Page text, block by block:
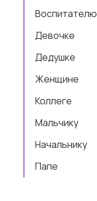
Воспитателю
Девочке
Дедушке
Женщине
Коллеге
Мальчику
Начальнику
Папе